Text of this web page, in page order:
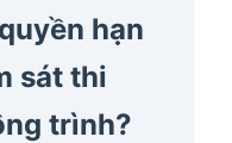
hạn
sát thi
trình?